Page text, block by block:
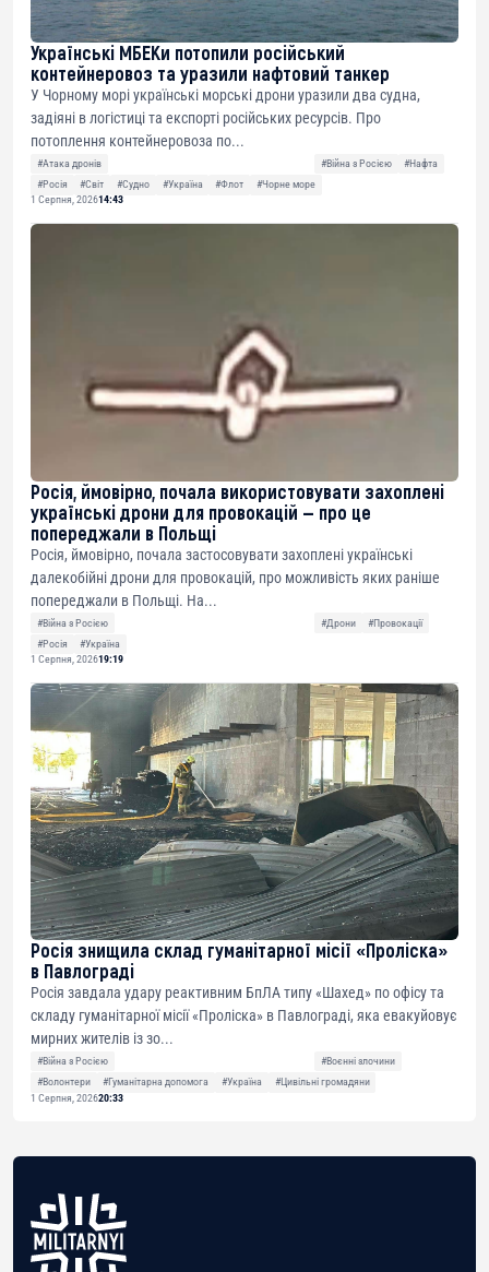
Українські МБЕКи потопили російський
контейнеровоз та уразили нафтовий танкер
У Чорному морі українські морські дрони уразили два судна,
задіяні в логістиці та експорті російських ресурсів. Про
потоплення контейнеровоза по...
#Атака дронів #Війна з Росією
#Нафта
#Росія
#Світ #Судно #Україна #Флот
#Чорне море
1 Серпня, 202614:43
Росія, ймовірно, почала використовувати захоплені
українські дрони для провокацій — про це
попереджали в Польщі
Росія, ймовірно, почала застосовувати захоплені українські
далекобійні дрони для провокацій, про можливість яких раніше
попереджали в Польщі. На...
#Війна з Росією #Дрони
#Провокації
#Росія
#Україна
1 Серпня, 202619:19
Росія знищила склад гуманітарної місії «Проліска»
в Павлограді
Росія завдала удару реактивним БпЛА типу «Шахед» по офісу та
складу гуманітарної місії «Проліска» в Павлограді, яка евакуйовує
мирних жителів із зо...
#Війна з Росією
#Воєнні злочини
#Волонтери
#Гуманітарна допомога #Україна
#Цивільні громадяни
1 Серпня, 202620:33